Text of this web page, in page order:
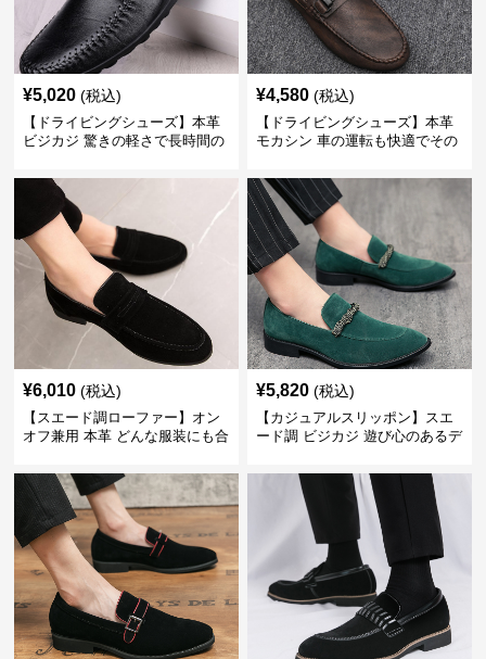
¥5,020 (税込)
【ドライビングシューズ】本革
ビジカジ 驚きの軽さで長時間の
¥4,580 (税込)
【ドライビングシューズ】本革
モカシン 車の運転も快適でその
¥6,010 (税込)
【スエード調ローファー】オン
オフ兼用 本革 どんな服装にも合
供
¥5,820 (税込)
【カジュアルスリッポン】スエ
ード調 ビジカジ 遊び心のあるデ
表現